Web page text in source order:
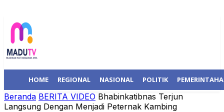
HOME REGIONAL NASIONAL POLITIK
Beranda BERITA VIDEO Bhabinkatibnas Terjun
Langsung Dengan Menjadi Peternak Kambing